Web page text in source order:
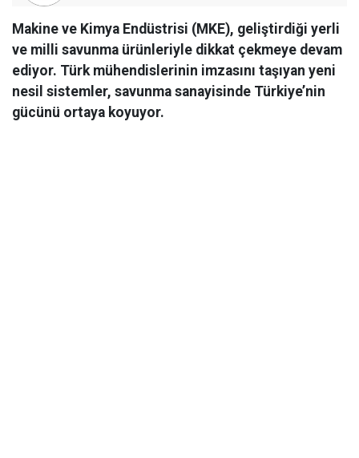
Makine ve Kimya Endüstrisi (MKE), geliştirdiği yerli
ve milli savunma ürünleriyle dikkat çekmeye devam
ediyor. Türk mühendislerinin imzasını taşıyan yeni
nesil sistemler, savunma sanayisinde Türkiye’nin
gücünü ortaya koyuyor.